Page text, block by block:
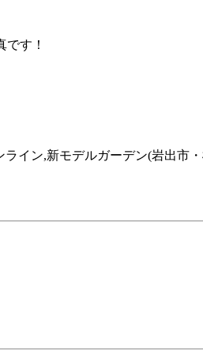
す！
イン,新モデルガーデン(岩出市